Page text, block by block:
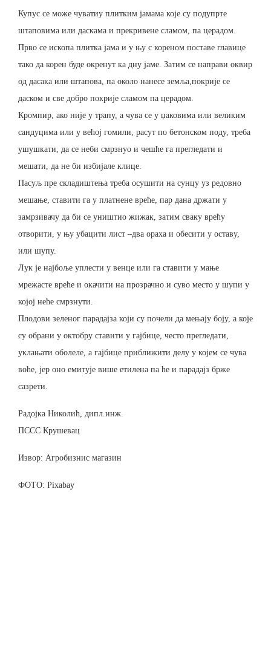
Купус се може чуватиу плитким јамама које су подупрте
штаповима или даскама и прекривене сламом, па церадом.
Прво се ископа плитка јама и у њу с кореном поставе главице
тако да корен буде окренут ка дну јаме. Затим се направи оквир
од дасака или штапова, па около нанесе земља,покрије се
даском и све добро покрије сламом па церадом.
Кромпир, ако није у трапу, а чува се у џаковима или великим
сандуцима или у већој гомили, расут по бетонском поду, треба
ушушкати, да се неби смрзнуо и чешће га прегледати и
мешати, да не би избијале клице.
Пасуљ пре складиштења треба осушити на сунцу уз редовно
мешање, ставити га у платнене вреће, пар дана држати у
замрзивачу да би се уништио жижак, затим сваку врећу
отворити, у њу убацити лист –два ораха и обесити у оставу,
или шупу.
Лук је најбоље уплести у венце или га ставити у мање
мрежасте вреће и окачити на прозрачно и суво место у шупи у
којој неће смрзнути.
Плодови зеленог парадајза који су почели да мењају боју, а које
су обрани у октобру ставити у гајбице, често прегледати,
уклањати оболеле, а гајбице приближити делу у којем се чува
воће, јер оно емитује више етилена па ће и парадајз брже
сазрети.
Радојка Николић, дипл.инж.
ПССС Крушевац
Извор: Агробизнис магазин
ФОТО: Pixabay